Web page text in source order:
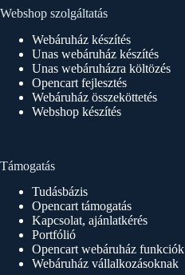
Webshop szolgáltatás
Webáruház készítés
Unas webáruház készítés
Unas webáruházra költözés
Opencart fejlesztés
Webáruház összeköttetés
Webshop készítés
Támogatás
Tudásbázis
Opencart támogatás
Kapcsolat, ajánlatkérés
Portfólió
Opencart webáruház funkciók
Webáruház vállalkozásoknak